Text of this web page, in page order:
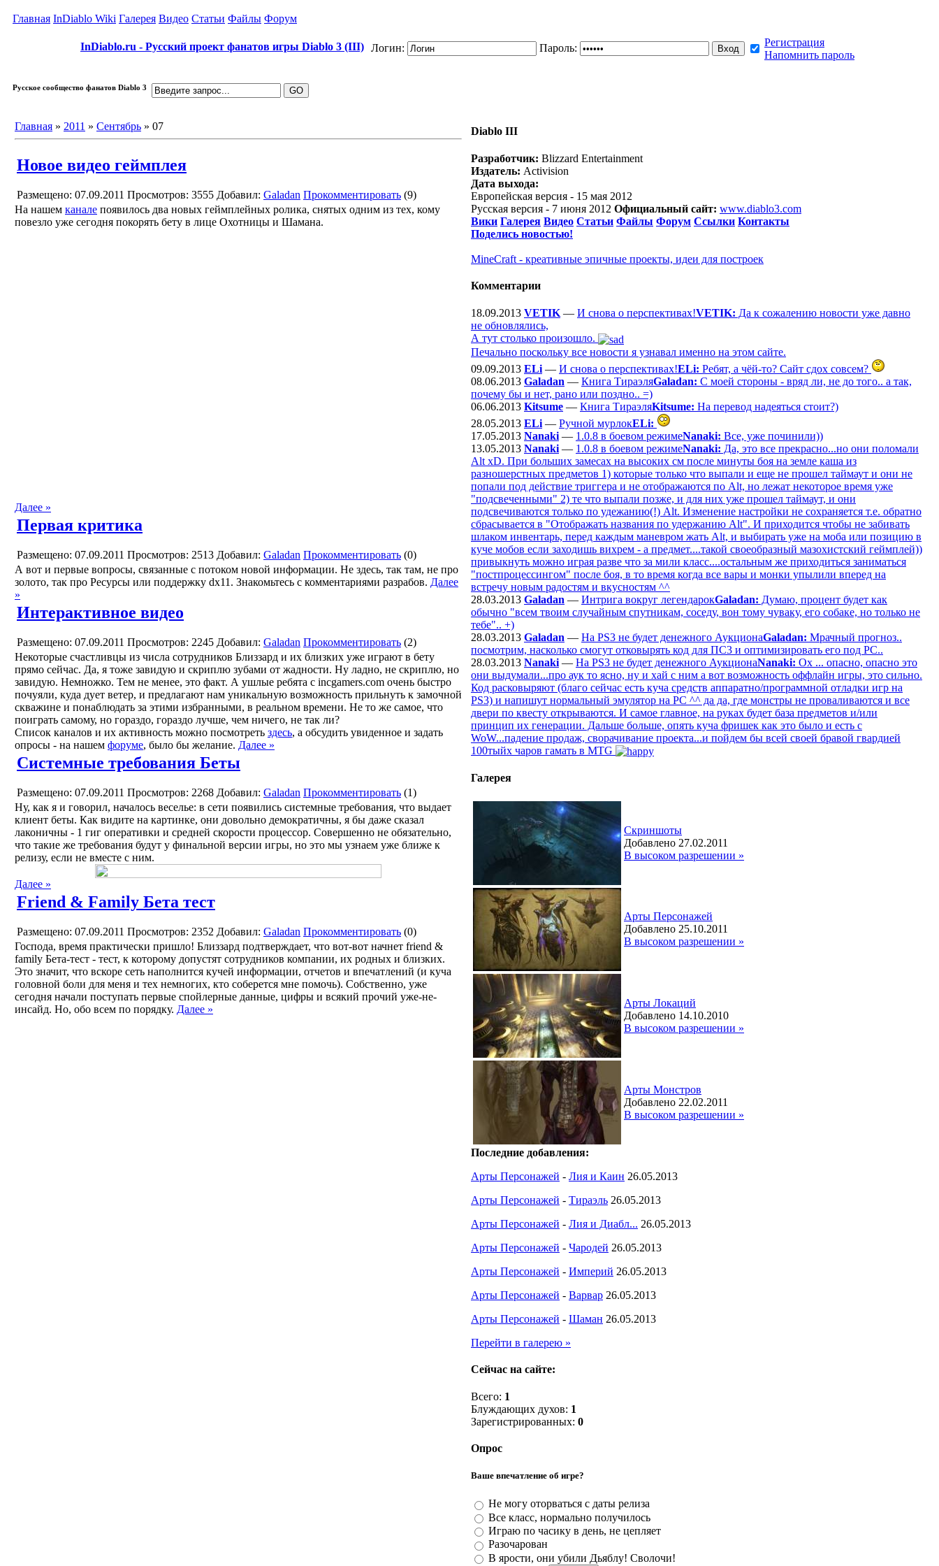
Главная InDiablo Wiki Галерея Видео Статьи Файлы Форум
InDiablo.ru - Русский проект фанатов игры Diablo 3 (III) Логин: Пароль:
Регистрация
Напомнить пароль
Русское сообщество фанатов Diablo 3
Главная » 2011 » Сентябрь » 07
Новое видео геймплея
Размещено: 07.09.2011 Просмотров: 3555 Добавил: Galadan Прокомментировать (9)
На нашем канале появилось два новых геймплейных ролика, снятых одним из тех, кому
повезло уже сегодня покорять бету в лице Охотницы и Шамана.
Далее »
Первая критика
Размещено: 07.09.2011 Просмотров: 2513 Добавил: Galadan Прокомментировать (0)
А вот и первые вопросы, связанные с потоком новой информации. Не здесь, так там, не про
золото, так про Ресурсы или поддержку dx11. Знакомьтесь с комментариями разрабов. Далее
»
Интерактивное видео
Размещено: 07.09.2011 Просмотров: 2245 Добавил: Galadan Прокомментировать (2)
Некоторые счастливцы из числа сотрудников Близзард и их близких уже играют в бету
прямо сейчас. Да, я тоже завидую и скриплю зубами от жадности. Ну ладно, не скриплю, но
завидую. Немножко. Тем не менее, это факт. А ушлые ребята с incgamers.com очень быстро
почуяли, куда дует ветер, и предлагают нам уникальную возможность прильнуть к замочной
скважине и понаблюдать за этими избранными, в реальном времени. Не то же самое, что
поиграть самому, но гораздо, гораздо лучше, чем ничего, не так ли?
Список каналов и их активность можно посмотреть здесь, а обсудить увиденное и задать
опросы - на нашем форуме, было бы желание. Далее »
Системные требования Беты
Размещено: 07.09.2011 Просмотров: 2268 Добавил: Galadan Прокомментировать (1)
Ну, как я и говорил, началось веселье: в сети появились системные требования, что выдает
клиент беты. Как видите на картинке, они довольно демократичны, я бы даже сказал
лаконичны - 1 гиг оперативки и средней скорости процессор. Совершенно не обязательно,
что такие же требования будут у финальной версии игры, но это мы узнаем уже ближе к
релизу, если не вместе с ним.
Далее »
Friend & Family Бета тест
Размещено: 07.09.2011 Просмотров: 2352 Добавил: Galadan Прокомментировать (0)
Господа, время практически пришло! Близзард подтверждает, что вот-вот начнет friend &
family Бета-тест - тест, к которому допустят сотрудников компании, их родных и близких.
Это значит, что вскоре сеть наполнится кучей информации, отчетов и впечатлений (и куча
головной боли для меня и тех немногих, кто соберется мне помочь). Собственно, уже
сегодня начали поступать первые спойлерные данные, цифры и всякий прочий уже-не-
инсайд. Но, обо всем по порядку. Далее »
Diablo III
Разработчик: Blizzard Entertainment
Издатель: Activision
Дата выхода:
Европейская версия - 15 мая 2012
Русская версия - 7 июня 2012 Официальный сайт: www.diablo3.com
Вики Галерея Видео Статьи Файлы Форум Ссылки Контакты
Поделись новостью!
MineCraft - креативные эпичные проекты, идеи для построек
Комментарии
18.09.2013 VETIK — И снова о перспективах!VETIK: Да к сожалению новости уже давно
не обновлялись,
А тут столько произошло.
Печально поскольку все новости я узнавал именно на этом сайте.
09.09.2013 ELi — И снова о перспективах!ELi: Ребят, а чёй-то? Сайт сдох совсем?
08.06.2013 Galadan — Книга ТираэляGaladan: С моей стороны - вряд ли, не до того.. а так,
почему бы и нет, рано или поздно.. =)
06.06.2013 Kitsume — Книга ТираэляKitsume: На перевод надеяться стоит?)
28.05.2013 ELi — Ручной мурлокELi:
17.05.2013 Nanaki — 1.0.8 в боевом режимеNanaki: Все, уже починили))
13.05.2013 Nanaki — 1.0.8 в боевом режимеNanaki: Да, это все прекрасно...но они поломали
Alt xD. При больших замесах на высоких см после минуты боя на земле каша из
разношерстных предметов 1) которые только что выпали и еще не прошел таймаут и они не
попали под действие триггера и не отображаются по Alt, но лежат некоторое время уже
"подсвеченными" 2) те что выпали позже, и для них уже прошел таймаут, и они
подсвечиваются только по удежанию(!) Alt. Изменение настройки не сохраняется т.е. обратно
сбрасывается в "Отображать названия по удержанию Alt". И приходится чтобы не забивать
шлаком инвентарь, перед каждым маневром жать Alt, и выбирать уже на моба или позицию в
куче мобов если заходишь вихрем - а предмет....такой своеобразный мазохистский геймплей))
привыкнуть можно играя разве что за мили класс....остальным же приходиться заниматься
"постпроцессингом" после боя, в то время когда все вары и монки упылили вперед на
встречу новым радостям и вкусностям ^^
28.03.2013 Galadan — Интрига вокруг легендарокGaladan: Думаю, процент будет как
обычно "всем твоим случайным спутникам, соседу, вон тому чуваку, его собаке, но только не
тебе".. +)
28.03.2013 Galadan — На PS3 не будет денежного АукционаGaladan: Мрачный прогноз..
посмотрим, насколько смогут отковырять код для ПС3 и оптимизировать его под РС..
28.03.2013 Nanaki — На PS3 не будет денежного АукционаNanaki: Ох ... опасно, опасно это
они выдумали...про аук то ясно, ну и хай с ним а вот возможность оффлайн игры, это сильно.
Код расковыряют (благо сейчас есть куча средств аппаратно/программной отладки игр на
PS3) и напишут нормальный эмулятор на PC ^^ да да, где монстры не проваливаются и все
двери по квесту открываются. И самое главное, на руках будет база предметов и/или
принцип их генерации. Дальше больше, опять куча фришек как это было и есть с
WoW...падение продаж, сворачивание проекта...и пойдем бы всей своей бравой гвардией
100тыйх чаров гамать в MTG
Галерея
Скриншоты
Добавлено 27.02.2011
В высоком разрешении »
Арты Персонажей
Добавлено 25.10.2011
В высоком разрешении »
Арты Локаций
Добавлено 14.10.2010
В высоком разрешении »
Арты Монстров
Добавлено 22.02.2011
В высоком разрешении »
Последние добавления:
Арты Персонажей - Лия и Каин 26.05.2013
Арты Персонажей - Тираэль 26.05.2013
Арты Персонажей - Лия и Диабл... 26.05.2013
Арты Персонажей - Чародей 26.05.2013
Арты Персонажей - Империй 26.05.2013
Арты Персонажей - Варвар 26.05.2013
Арты Персонажей - Шаман 26.05.2013
Перейти в галерею »
Сейчас на сайте:
Всего: 1
Блуждающих духов: 1
Зарегистрированных: 0
Опрос
Ваше впечатление об игре?
Не могу оторваться с даты релиза
Все класс, нормально получилось
Играю по часику в день, не цепляет
Разочарован
В ярости, они убили Дьяблу! Сволочи!